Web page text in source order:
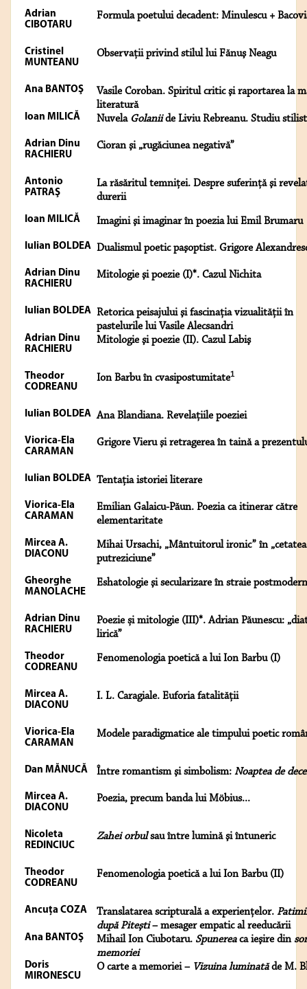
Adrian
CIBOTARU
Formula poetului decadent: Minulescu +
Cristinel
MUNTEANU
Observaţii privind stilul lui Fănuş Neagu
Ana BANTOŞ
Vasile Coroban. Spiritul critic şi raportarea la
literatură
Ioan MILICĂ Nuvela Golaniide Liviu Rebreanu. Studiu
Adrian Dinu
RACHIERU
Cioran şi „rugăciunea negativă”
Antonio
PATRAŞ
La răsăritul temniţei. Despre suferinţă şi
durerii
Ioan MILICĂ Imagini şi imaginar în poezia lui Emil Brumaru
Iulian BOLDEA Dualismul poetic paşoptist. Grigore
Adrian Dinu
RACHIERU
Mitologie şi poezie (I)*. Cazul Nichita
Iulian BOLDEA Retorica peisajului şi fascinaţia vizualităţii în
pastelurile lui Vasile Alecsandri
Adrian Dinu
RACHIERU
Mitologie şi poezie (II). Cazul Labiş
Theodor
CODREANU
Ion Barbu în cvasipostumitate1
Iulian BOLDEA Ana Blandiana. Revelaţiile poeziei
Viorica-Ela
CARAMAN
Grigore Vieru şi retragerea în taină a
Iulian BOLDEA Tentaţia istoriei literare
Viorica-Ela
CARAMAN
Emilian Galaicu-Păun. Poezia ca itinerar către
elementaritate
Mircea A.
DIACONU
Mihai Ursachi, „Mântuitorul ironic” în „cetatea
putreziciune”
Gheorghe
MANOLACHE
Eshatologie şi secularizare în straie
Adrian Dinu
RACHIERU
Poezie și mitologie (III)*. Adrian Păunescu:
lirică”
Theodor
CODREANU
Fenomenologia poetică a lui Ion Barbu (I)
Mircea A.
DIACONU
I. L. Caragiale. Euforia fatalităţii
Viorica-Ela
CARAMAN
Modele paradigmatice ale timpului poetic
Dan MĂNUCĂ Între romantism şi simbolism: Noaptea de
Mircea A.
DIACONU
Poezia, precum banda lui Möbius...
Nicoleta
REDINCIUC
Zahei orbulsau între lumină şi întuneric
Theodor
CODREANU
Fenomenologia poetică a lui Ion Barbu (II)
Ancuţa COZA Translatarea scripturală a experienţelor.
după Piteşti– mesager empatic al reeducării
Ana BANTOŞ Mihail Ion Ciubotaru. Spunereaca ieşire din
memoriei
Doris
MIRONESCU
O carte a memoriei – Vizuina luminatăde M.